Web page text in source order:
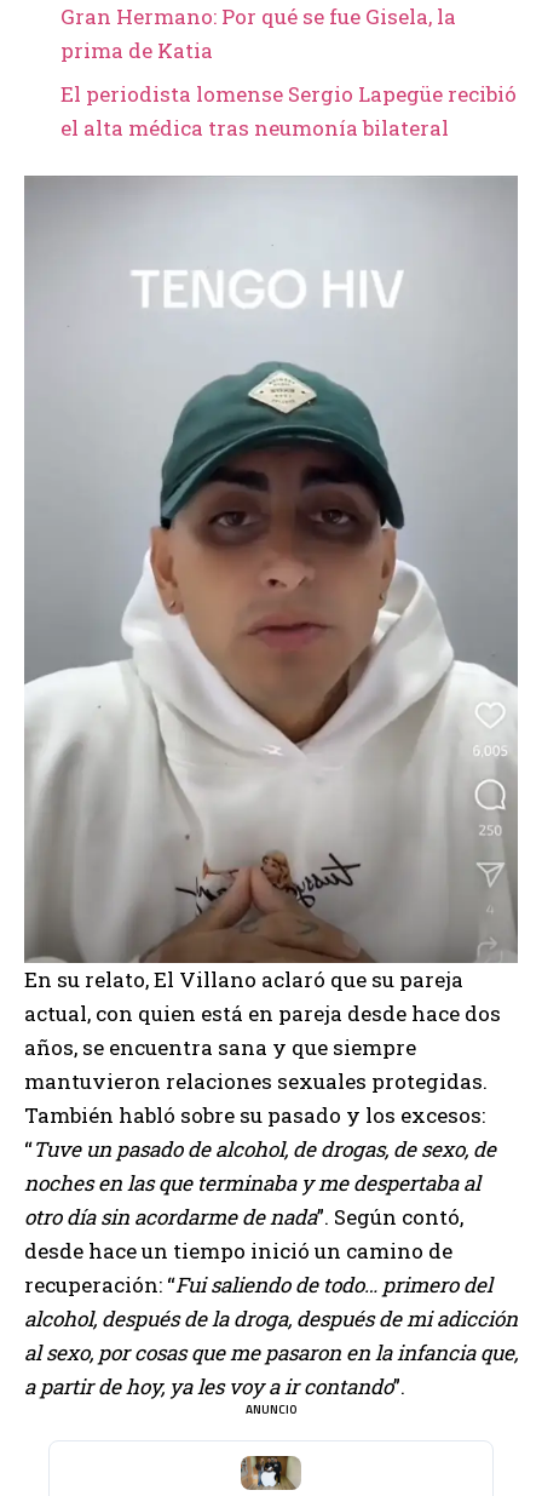
Gran Hermano: Por qué se fue Gisela, la
prima de Katia
El periodista lomense Sergio Lapegüe recibió
el alta médica tras neumonía bilateral
En su relato, El Villano aclaró que su pareja
actual, con quien está en pareja desde hace dos
años, se encuentra sana y que siempre
mantuvieron relaciones sexuales protegidas.
También habló sobre su pasado y los excesos:
“Tuve un pasado de alcohol, de drogas, de sexo, de
noches en las que terminaba y me despertaba al
otro día sin acordarme de nada”. Según contó,
desde hace un tiempo inició un camino de
recuperación: “Fui saliendo de todo… primero del
alcohol, después de la droga, después de mi adicción
al sexo, por cosas que me pasaron en la infancia que,
a partir de hoy, ya les voy a ir contando”.
ANUNCIO